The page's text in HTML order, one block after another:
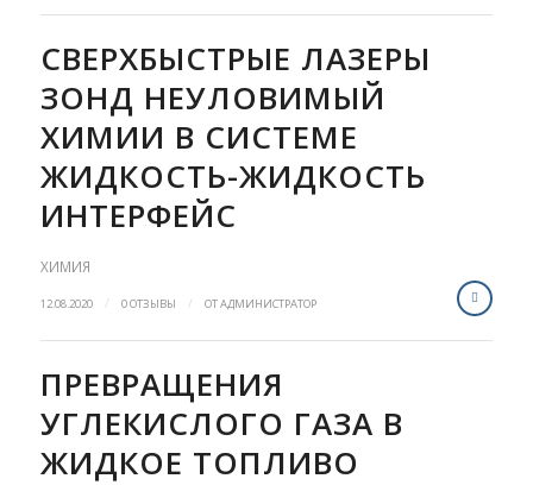
СВЕРХБЫСТРЫЕ ЛАЗЕРЫ
ЗОНД НЕУЛОВИМЫЙ
ХИМИИ В СИСТЕМЕ
ЖИДКОСТЬ-ЖИДКОСТЬ
ИНТЕРФЕЙС
ХИМИЯ
12.08.2020 / 0 ОТЗЫВЫ / ОТАДМИНИСТРАТОР
ПРЕВРАЩЕНИЯ
УГЛЕКИСЛОГО ГАЗА В
ЖИДКОЕ ТОПЛИВО